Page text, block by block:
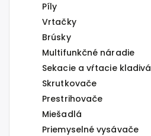
Píly
Vrtačky
Brúsky
Multifunkčné náradie
Sekacie a vŕtacie kladivá
Skrutkovače
Prestrihovače
Miešadlá
Priemyselné vysávače